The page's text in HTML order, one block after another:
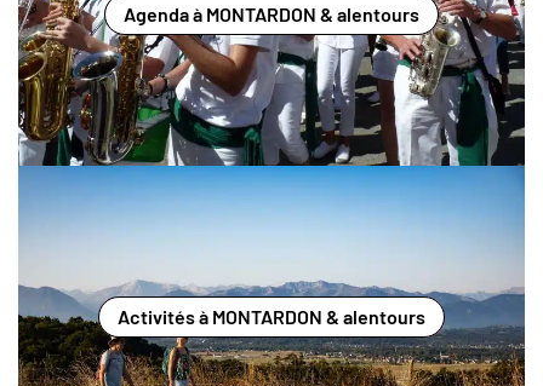
Agenda à MONTARDON & alentours
Activités à MONTARDON & alentours